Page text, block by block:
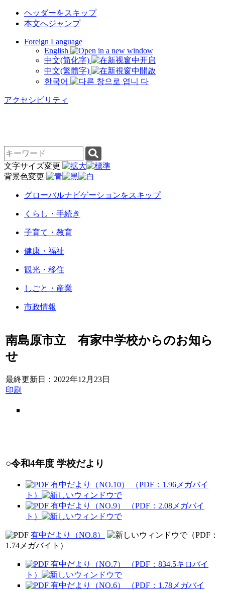
ヘッダーをスキップ
本文へジャンプ
Foreign Language
English
中文(简化字)
中文(繁體字)
한국어
アクセシビリティ
検
索
キ
ー
文字サイズ変更
背景色変更
グローバルナビゲーションをスキップ
くらし・手続き
子育て・教育
健康・福祉
観光・移住
しごと・産業
市政情報
南島原市立 有家中学校からのお知ら
せ
最終更新日： 2022年12月23日
印刷
○令和4年度 学校だより
有中だより（NO.10） （PDF：1.96メガバイ
ト）
有中だより（NO.9） （PDF：2.08メガバイ
ト）
有中だより（NO.8）
（PDF：
1.74メガバイト）
有中だより（NO.7） （PDF：834.5キロバイ
ト）
有中だより（NO.6） （PDF：1.78メガバイ